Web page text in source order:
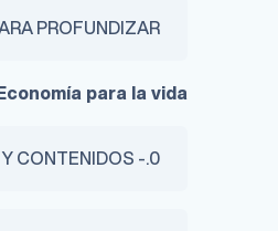
PROFUNDIZAR
para la vida
0.- INTRODUCCIÓN Y CONTENIDOS